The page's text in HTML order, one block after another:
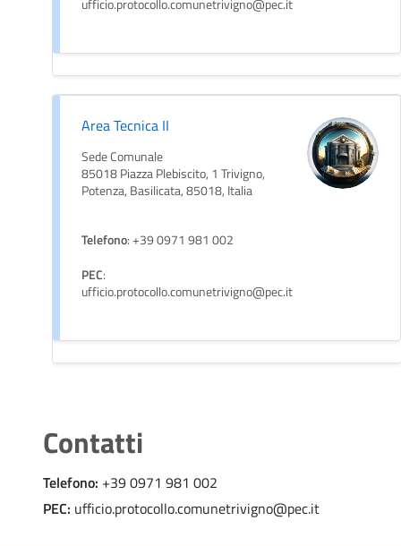
ufficio.protocollo.comunetrivigno@pec.it
Area Tecnica II
Sede Comunale
85018 Piazza Plebiscito, 1 Trivigno,
Potenza, Basilicata, 85018, Italia
Telefono: +39 0971 981 002
PEC:
ufficio.protocollo.comunetrivigno@pec.it
Contatti
Telefono: +39 0971 981 002
PEC: ufficio.protocollo.comunetrivigno@pec.it